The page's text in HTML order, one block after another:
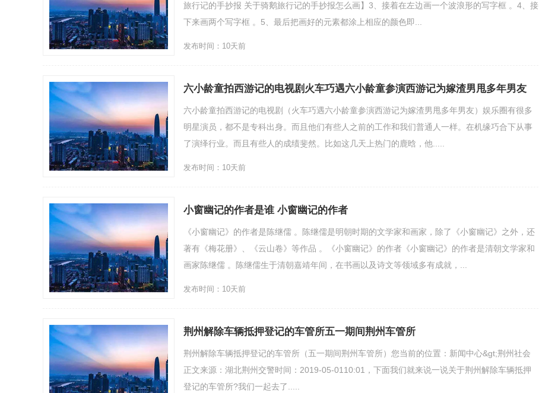
旅行记的手抄报 关于骑鹅旅行记的手抄报怎么画】3、接着在左边画一个波浪形的写字框 。4、接
下来画两个写字框 。5、最后把画好的元素都涂上相应的颜色即...
发布时间：10天前
六小龄童拍西游记的电视剧火车巧遇六小龄童参演西游记为嫁渣男甩多年男友
六小龄童拍西游记的电视剧（火车巧遇六小龄童参演西游记为嫁渣男甩多年男友）娱乐圈有很多
明星演员，都不是专科出身。而且他们有些人之前的工作和我们普通人一样。在机缘巧合下从事
了演绎行业。而且有些人的成绩斐然。比如这几天上热门的鹿晗，他.....
发布时间：10天前
小窗幽记的作者是谁 小窗幽记的作者
《小窗幽记》的作者是陈继儒 。陈继儒是明朝时期的文学家和画家，除了《小窗幽记》之外，还
著有《梅花册》、《云山卷》等作品 。《小窗幽记》的作者《小窗幽记》的作者是清朝文学家和
画家陈继儒 。陈继儒生于清朝嘉靖年间，在书画以及诗文等领域多有成就，...
发布时间：10天前
荆州解除车辆抵押登记的车管所五一期间荆州车管所
荆州解除车辆抵押登记的车管所（五一期间荆州车管所）您当前的位置：新闻中心&gt;荆州社会
正文来源：湖北荆州交警时间：2019-05-0110:01，下面我们就来说一说关于荆州解除车辆抵押
登记的车管所?我们一起去了.....